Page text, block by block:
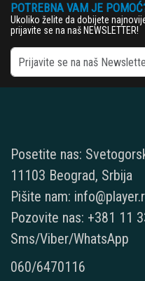
POTREBNA VAM JE
Ukoliko želite da dobijete
prijavite se na naš NEWSLETTER!
Posetite nas:
11103 Beograd, Srbija
Pišite nam:
Pozovite nas: +381 11
Sms/Viber/WhatsApp
060/6470116